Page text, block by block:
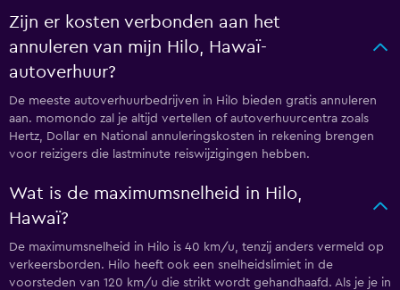
Zijn er kosten verbonden aan het
annuleren van mijn Hilo, Hawaï-
autoverhuur?
De meeste autoverhuurbedrijven in Hilo bieden gratis annuleren
aan. momondo zal je altijd vertellen of autoverhuurcentra zoals
Hertz, Dollar en National annuleringskosten in rekening brengen
voor reizigers die lastminute reiswijzigingen hebben.
Wat is de maximumsnelheid in Hilo,
Hawaï?
De maximumsnelheid in Hilo is 40 km/u, tenzij anders vermeld op
verkeersborden. Hilo heeft ook een snelheidslimiet in de
voorsteden van 120 km/u die strikt wordt gehandhaafd. Als je je in